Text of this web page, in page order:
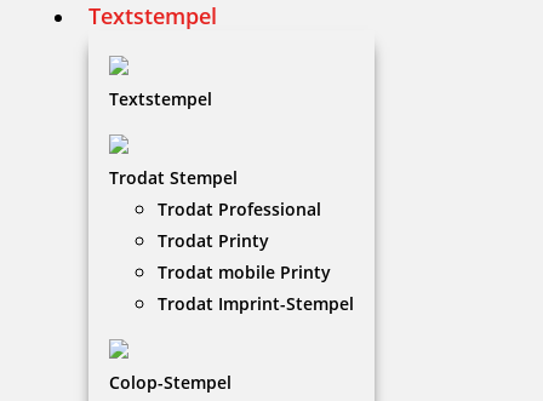
Textstempel
Textstempel
Trodat Stempel
Trodat Professional
Trodat Printy
Trodat mobile Printy
Trodat Imprint-Stempel
Colop-Stempel
Modico Flash
Der Modico-Textstempel eignet sich perfekt für
feine Linien und Schriften. Dieser Flashstempel hat
die Stempelfarbe in der Stempelplatte integriert.
NACH WUNSCHSTEMPEL FILTERN